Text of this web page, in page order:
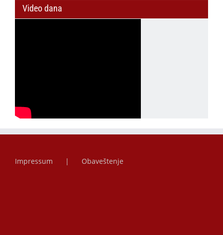
Video dana
Impressum Obaveštenje